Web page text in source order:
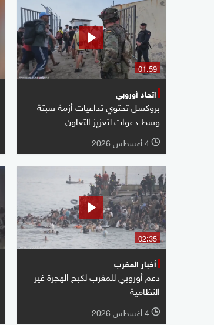
01:59
اتحاد أوروبي
بروكسل تحتوي تداعيات أزمة سبتة
وسط دعوات لتعزيز التعاون
l 4 أغسطس 2026
02:35
أخبار المغرب
دعم أوروبي للمغرب لكبح الهجرة غير
النظامية
l 4 أغسطس 2026